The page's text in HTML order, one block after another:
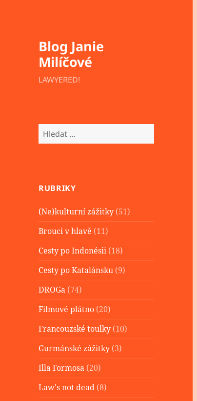
Blog Janie
Milíčové
LAWYERED!
Vyhledávání
RUBRIKY
(Ne)kulturní zážitky (51)
Brouci v hlavě (11)
Cesty po Indonésii (18)
Cesty po Katalánsku (9)
DROGa (74)
Filmové plátno (20)
Francouzské toulky (10)
Gurmánské zážitky (3)
Illa Formosa (20)
Law's not dead (8)